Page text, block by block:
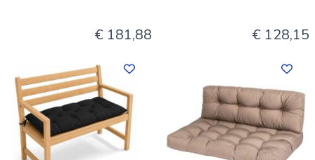
€ 181,88 € 128,15